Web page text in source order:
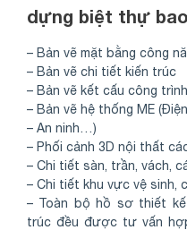
dựng biệt thự
– Bản vẽ mặt bằng công
– Bản vẽ chi tiết kiến trúc
– Bản vẽ kết cấu công trình
– Bản vẽ hệ thống ME
– An ninh…)
– Phối cảnh 3D nội thất
– Chi tiết sàn, trần, vách,
– Chi tiết khu vực vệ sinh,
– Toàn bộ hồ sơ thiết
trúc đều được tư vấn